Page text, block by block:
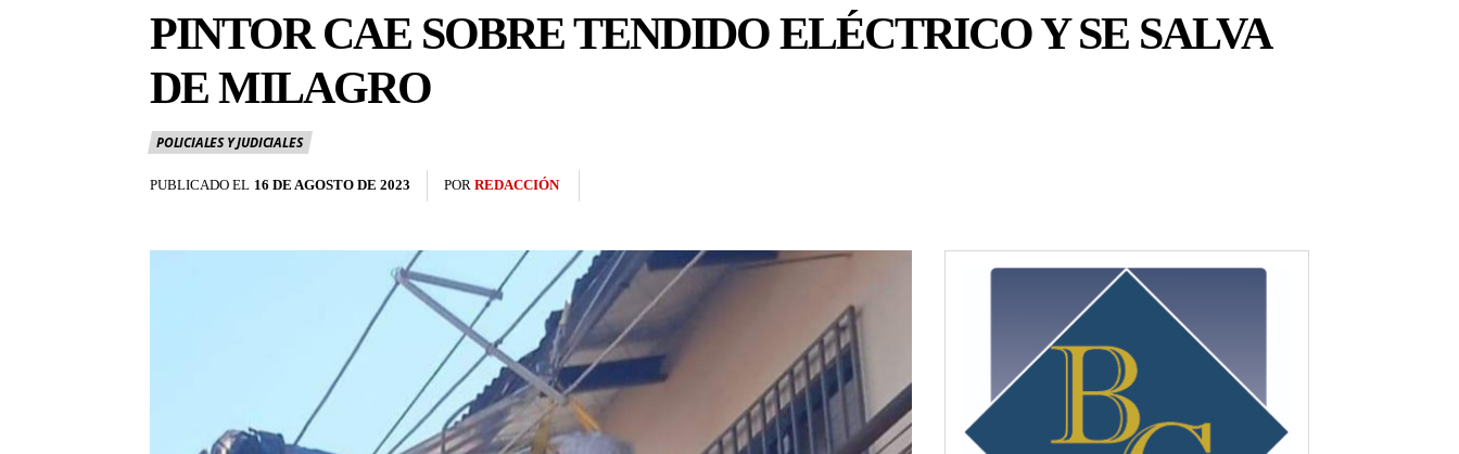
PINTOR CAE SOBRE TENDIDO ELÉCTRICO Y SE SALVA
DE MILAGRO
POLICIALES Y JUDICIALES
PUBLICADO EL 16 DE AGOSTO DE 2023 POR REDACCIÓN